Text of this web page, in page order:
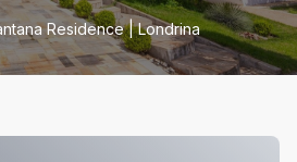
Residence | Londrina